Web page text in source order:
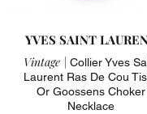
YVES SAINT
Vintage | Collier Yves
Laurent Ras De Cou
Or Goossens Choker
Necklace